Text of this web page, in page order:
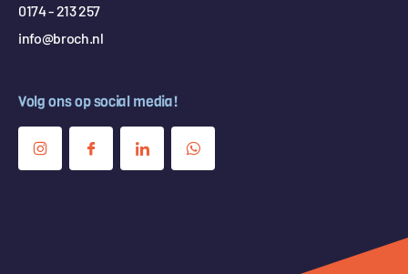
0174 - 213 257
info@broch.nl
Volg ons op social media!